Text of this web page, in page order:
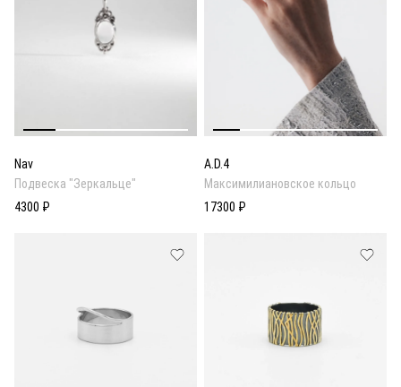
Nav
Подвеска "Зеркальце"
4300 ₽
A.D.4
Максимилиановское кольцо
17300 ₽